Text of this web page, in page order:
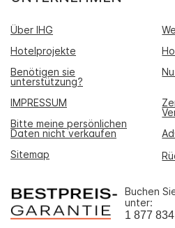
Über IHG
Hotelprojekte
Benötigen sie
unterstützung?
IMPRESSUM
Bitte meine persönlichen
Daten nicht verkaufen
Sitemap
Buchen
unter:
1 877